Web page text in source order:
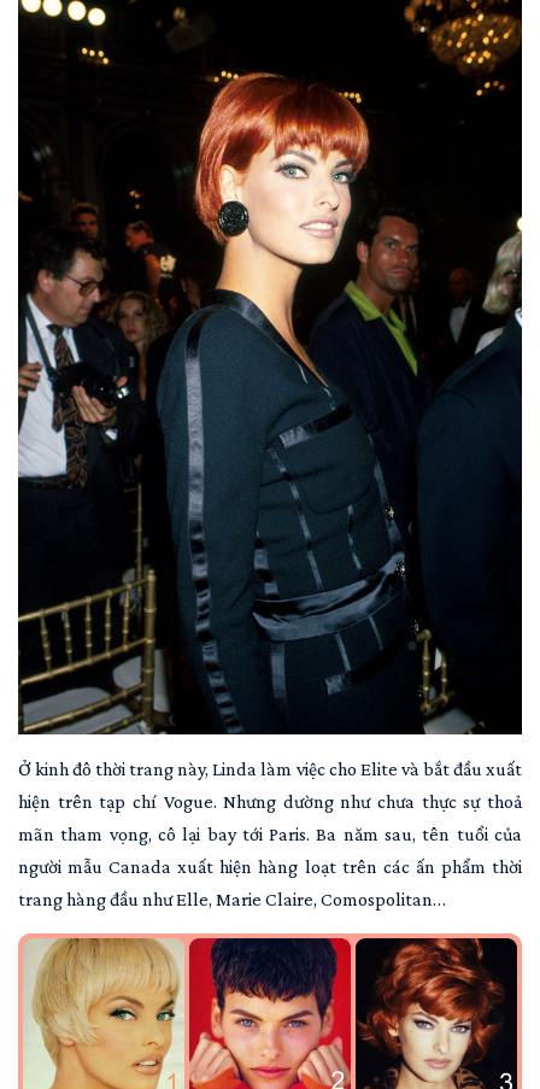
Ở kinh đô thời trang này, Linda làm việc cho Elite và bắt đầu xuất
hiện trên tạp chí Vogue. Nhưng dường như chưa thực sự thoả
mãn tham vọng, cô lại bay tới Paris. Ba năm sau, tên tuổi của
người mẫu Canada xuất hiện hàng loạt trên các ấn phẩm thời
trang hàng đầu như Elle, Marie Claire, Comospolitan…